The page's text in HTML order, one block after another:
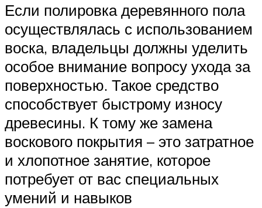
Если полировка деревянного пола
осуществлялась с использованием
воска, владельцы должны уделить
особое внимание вопросу ухода за
поверхностью. Такое средство
способствует быстрому износу
древесины. К тому же замена
воскового покрытия – это затратное
и хлопотное занятие, которое
потребует от вас специальных
умений и навыков